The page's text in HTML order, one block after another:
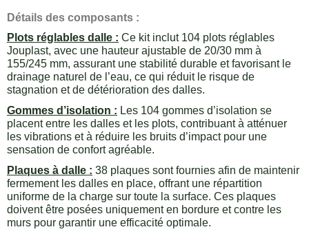
Détails des composants :
Plots réglables dalle : Ce kit inclut 104 plots réglables
Jouplast, avec une hauteur ajustable de 20/30 mm à
155/245 mm, assurant une stabilité durable et favorisant le
drainage naturel de l’eau, ce qui réduit le risque de
stagnation et de détérioration des dalles.
Gommes d’isolation : Les 104 gommes d’isolation se
placent entre les dalles et les plots, contribuant à atténuer
les vibrations et à réduire les bruits d’impact pour une
sensation de confort agréable.
Plaques à dalle : 38 plaques sont fournies afin de maintenir
fermement les dalles en place, offrant une répartition
uniforme de la charge sur toute la surface. Ces plaques
doivent être posées uniquement en bordure et contre les
murs pour garantir une efficacité optimale.